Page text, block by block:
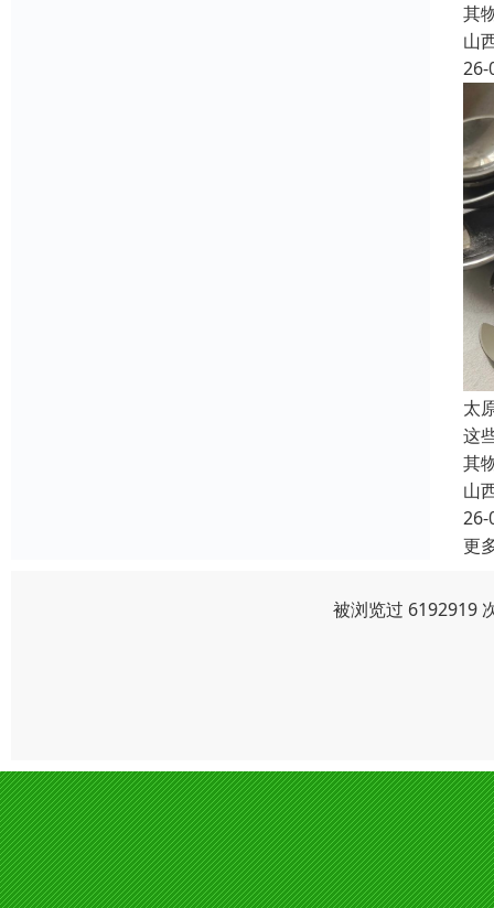
其
山
26-
太
这
其
山
26-
更
被浏览过 6192919